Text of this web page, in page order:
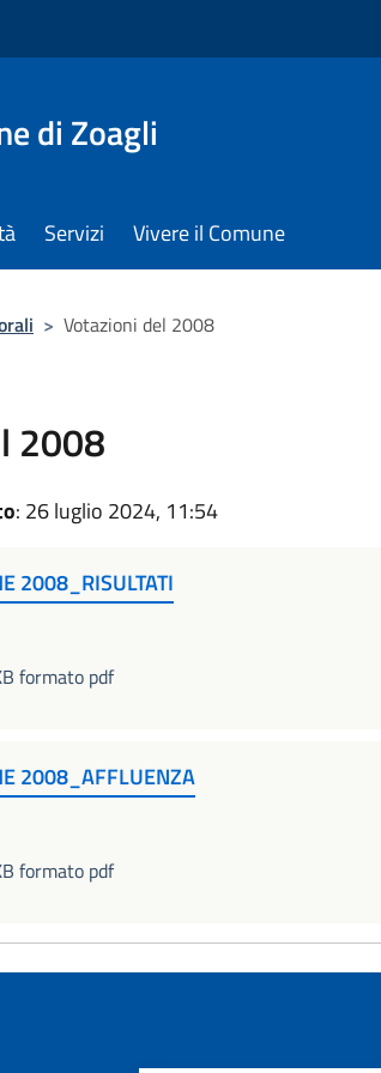
di Zoagli
Servizi Vivere il Comune
> Votazioni del 2008
2008
: 26 luglio 2024, 11:54
2008_RISULTATI
formato pdf
2008_AFFLUENZA
formato pdf